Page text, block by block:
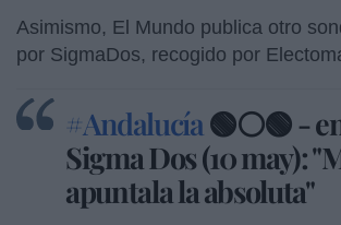
Asimismo, El Mundo publica otro
por SigmaDos, recogido por
#Andalucía🟢⚪🟢 -
Sigma Dos (10 may):
apuntala la absoluta"